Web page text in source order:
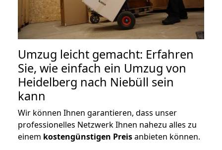
Umzug leicht gemacht: Erfahren
Sie, wie einfach ein Umzug von
Heidelberg nach Niebüll sein
kann
Wir können Ihnen garantieren, dass unser
professionelles Netzwerk Ihnen nahezu alles zu
einem kostengünstigen Preisanbieten können.